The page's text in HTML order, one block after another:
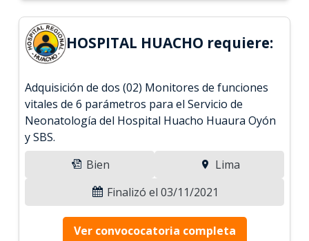
HOSPITAL HUACHO requiere:
Adquisición de dos (02) Monitores de funciones
vitales de 6 parámetros para el Servicio de
Neonatología del Hospital Huacho Huaura Oyón
y SBS.
Bien
Lima
Finalizó el 03/11/2021
Ver convococatoria completa